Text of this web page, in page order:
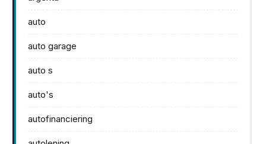
auto
auto garage
auto s
auto's
autofinanciering